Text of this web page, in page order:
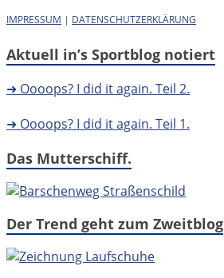
IMPRESSUM | DATENSCHUTZERKLÄRUNG
Aktuell in’s Sportblog notiert
➜ Oooops? I did it again. Teil 2.
➜ Oooops? I did it again. Teil 1.
Das Mutterschiff.
Der Trend geht zum Zweitblog